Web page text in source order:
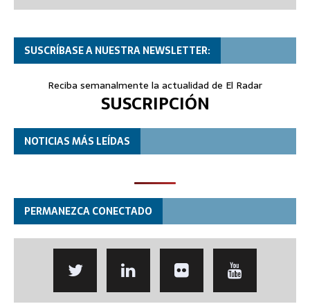
SUSCRÍBASE A NUESTRA NEWSLETTER:
Reciba semanalmente la actualidad de El Radar
SUSCRIPCIÓN
NOTICIAS MÁS LEÍDAS
PERMANEZCA CONECTADO